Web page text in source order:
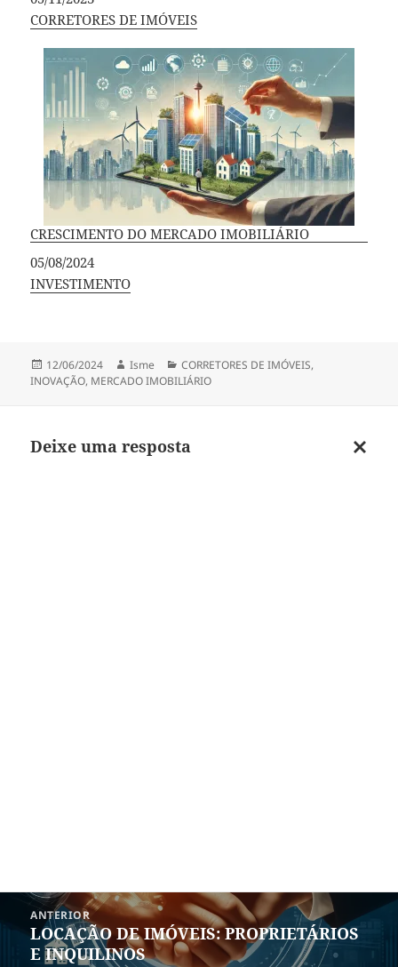
Em relação a
CORRETORES DE IMÓVEIS
CRESCIMENTO DO MERCADO IMOBILIÁRIO
Data
05/08/2024
Em relação a
INVESTIMENTO
Publicado
em
12/06/2024 Autor
Isme Categorias
CORRETORES DE IMÓVEIS,
INOVAÇÃO, MERCADO IMOBILIÁRIO
Deixe uma resposta
Navegação
de
ANTERIOR
Post
anterior:
LOCAÇÃO DE IMÓVEIS: PROPRIETÁRIOS
E INQUILINOS